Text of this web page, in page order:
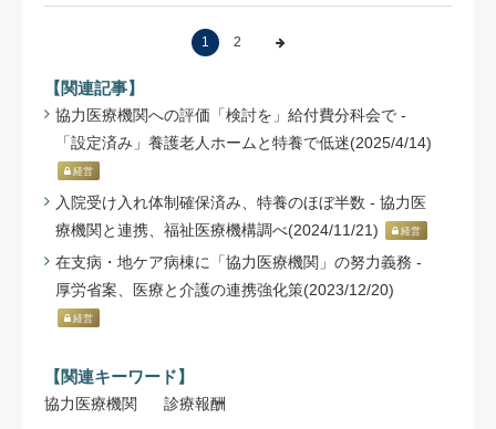
1 2
【関連記事】
協力医療機関への評価「検討を」給付費分科会で -
「設定済み」養護老人ホームと特養で低迷(2025/4/14)
経営
入院受け入れ体制確保済み、特養のほぼ半数 - 協力医
療機関と連携、福祉医療機構調べ(2024/11/21)
経営
在支病・地ケア病棟に「協力医療機関」の努力義務 -
厚労省案、医療と介護の連携強化策(2023/12/20)
経営
【関連キーワード】
協力医療機関 診療報酬